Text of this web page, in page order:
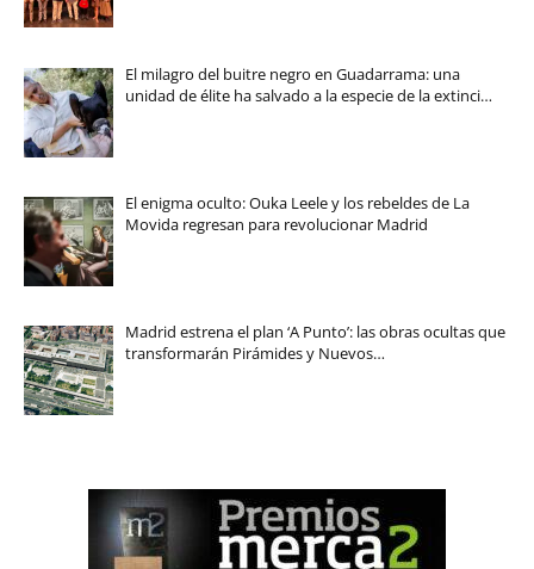
El milagro del buitre negro en Guadarrama: una
unidad de élite ha salvado a la especie de la extinci…
El enigma oculto: Ouka Leele y los rebeldes de La
Movida regresan para revolucionar Madrid
Madrid estrena el plan ‘A Punto’: las obras ocultas que
transformarán Pirámides y Nuevos…